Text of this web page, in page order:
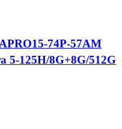
74P-57AM
5-125H/8G+8G/512G